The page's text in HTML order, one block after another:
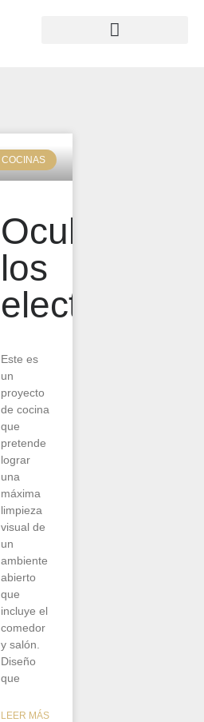
COCINAS
Ocultar
los
Este es
un
proyecto
de cocina
que
pretende
lograr
una
máxima
limpieza
visual de
un
ambiente
abierto
que
incluye el
comedor
y salón.
Diseño
que
LEER MÁS